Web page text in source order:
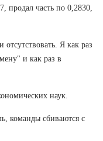
продал часть по 0,2830,
Я как раз
и как раз в
наук.
команды сбиваются с